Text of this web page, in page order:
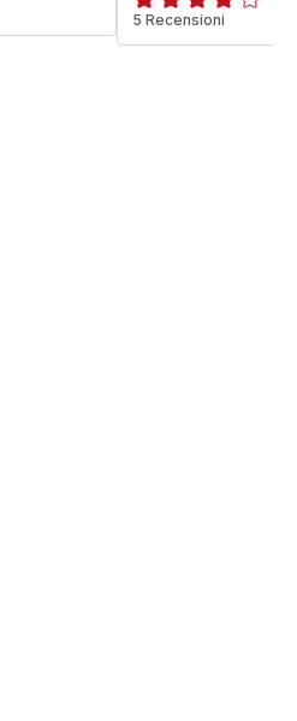
Recensione
di
5 Recensioni